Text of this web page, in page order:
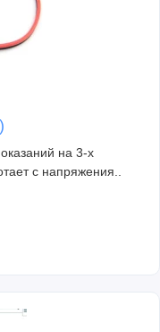
на 3-х
с напряжения..